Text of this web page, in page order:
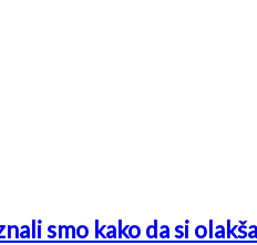
smo kako da si